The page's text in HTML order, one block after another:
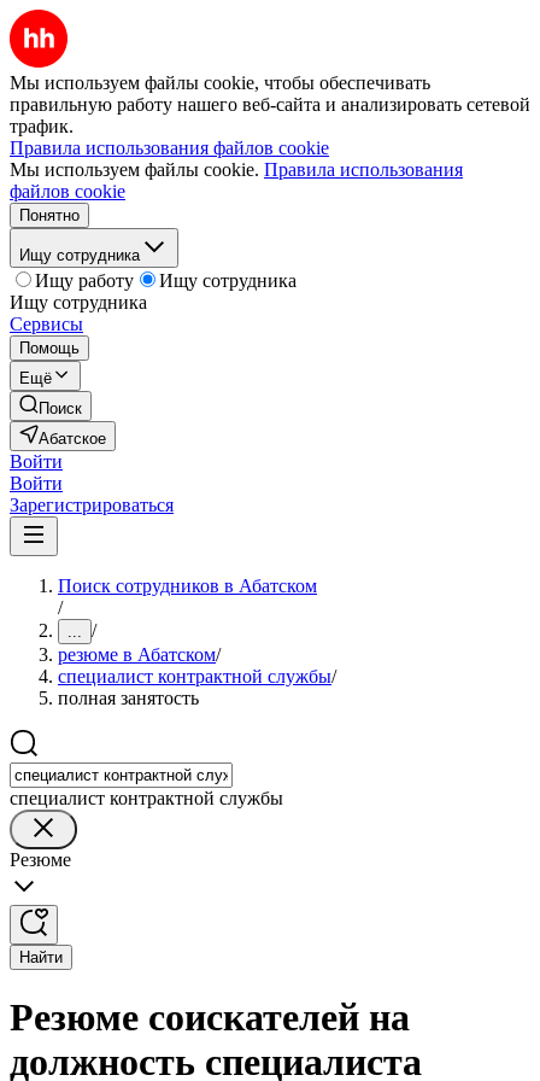
Мы используем файлы cookie, чтобы обеспечивать
правильную работу нашего веб-сайта и анализировать сетевой
трафик.
Правила использования файлов cookie
Мы используем файлы cookie. Правила использования
файлов cookie
Понятно
Ищу сотрудника
Ищу работу
Ищу сотрудника
Ищу сотрудника
Сервисы
Помощь
Ещё
Поиск
Абатское
Войти
Войти
Зарегистрироваться
Поиск сотрудников в Абатском
/
... /
резюме в Абатском/
специалист контрактной службы/
полная занятость
специалист контрактной службы
Резюме
Найти
Резюме соискателей на
должность специалиста